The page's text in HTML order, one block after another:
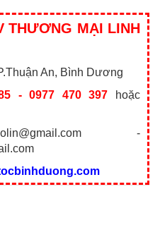
THƯƠNG MẠI LINH
An, Bình Dương
- 0977 470 397 hoặc
-